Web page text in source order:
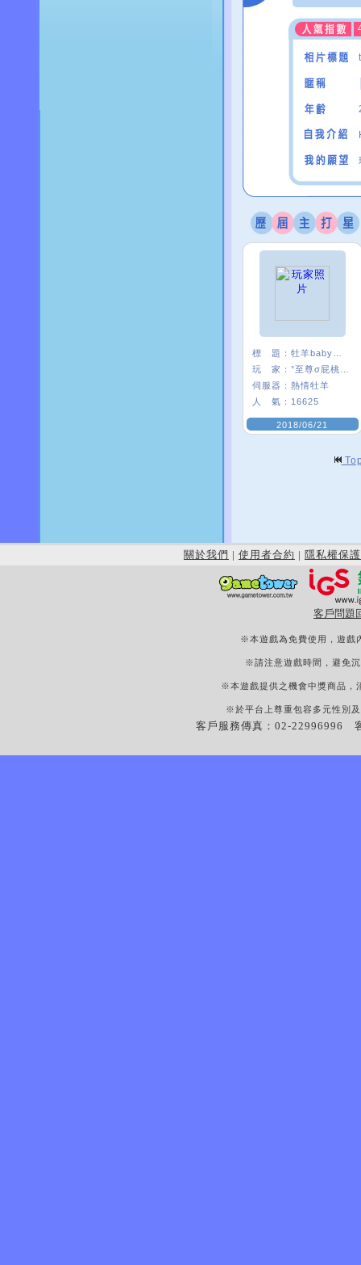
標 題：
玩 家：
伺服器： 熱情牡羊
人 氣： 16625
2018/06/21
關於我們 | 使用者合約 | 隱私權保護
客戶問題
※本遊戲為免費使用，遊戲
※請注意遊戲時間，避免
※本遊戲提供之機會中獎商品，
※於平台上尊重包容多元性別
客戶服務傳真：02-22996996